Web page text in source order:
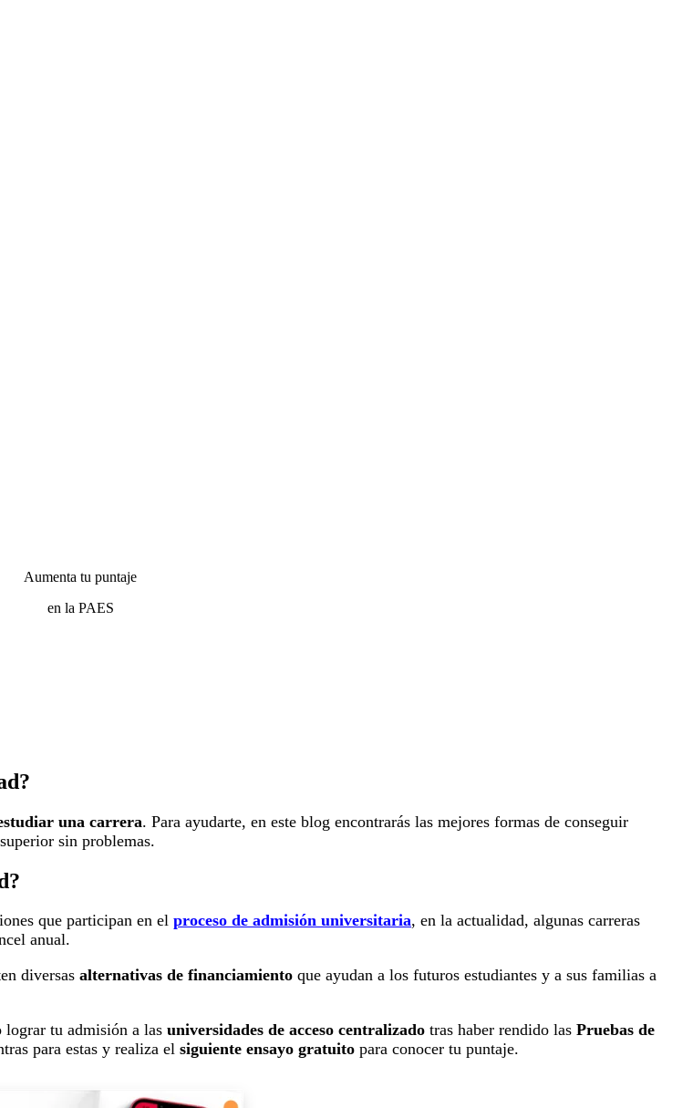
Aumenta tu puntaje
en la PAES
una carrera. Para ayudarte, en este blog encontrarás las mejores formas de conseguir
sin problemas.
que participan en el proceso de admisión universitaria, en la actualidad, algunas carreras
anual.
diversas alternativas de financiamiento que ayudan a los futuros estudiantes y a sus familias a
lograr tu admisión a las universidades de acceso centralizado tras haber rendido las Pruebas de
para estas y realiza el siguiente ensayo gratuito para conocer tu puntaje.